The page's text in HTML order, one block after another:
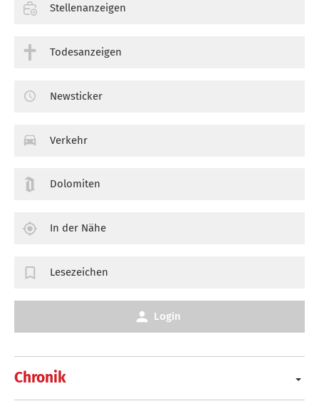
Chronik
Stellenanzeigen
Todesanzeigen
Newsticker
Verkehr
Dolomiten
In der Nähe
Lesezeichen
Login